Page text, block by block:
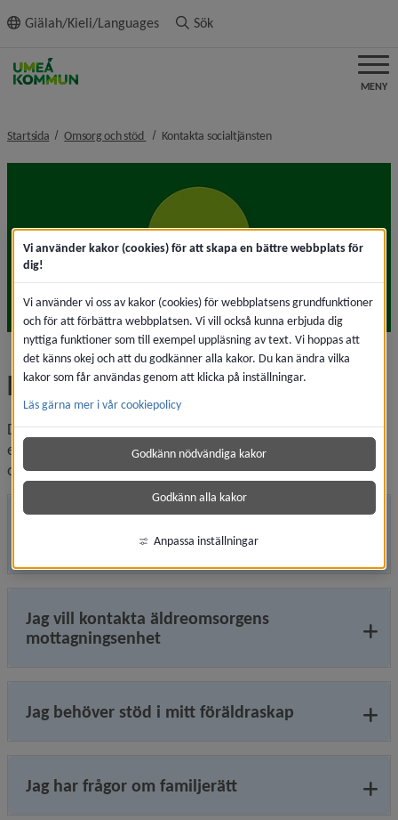
innehållet
Giälah/Kieli/Languages Sök
MENY
Startsida Omsorg och stöd nivå i brödsmulenavigeringen
Kontakta socialtjänstennivå i
Kontakta socialtjänsten
Du kan kontakta socialtjänsten om du behöver stöd själv
eller är orolig för någon annan. Vi lyssnar, svarar på frågor
och hjälper dig vidare till rätt stöd.
eller närstående
Jag vill kontakta äldreomsorgens
mottagningsenhet
Jag behöver stöd i mitt föräldraskap
Jag har frågor om familjerätt
Vi använder kakor (cookies) för att skapa en bättre webbplats för
dig!
Vi använder vi oss av kakor (cookies) för webbplatsens grundfunktioner
och för att förbättra webbplatsen. Vi vill också kunna erbjuda dig
nyttiga funktioner som till exempel uppläsning av text. Vi hoppas att
det känns okej och att du godkänner alla kakor. Du kan ändra vilka
kakor som får användas genom att klicka på inställningar.
Läs gärna mer i vår cookiepolicy
Godkänn nödvändiga kakor
Godkänn alla kakor
Anpassa inställningar